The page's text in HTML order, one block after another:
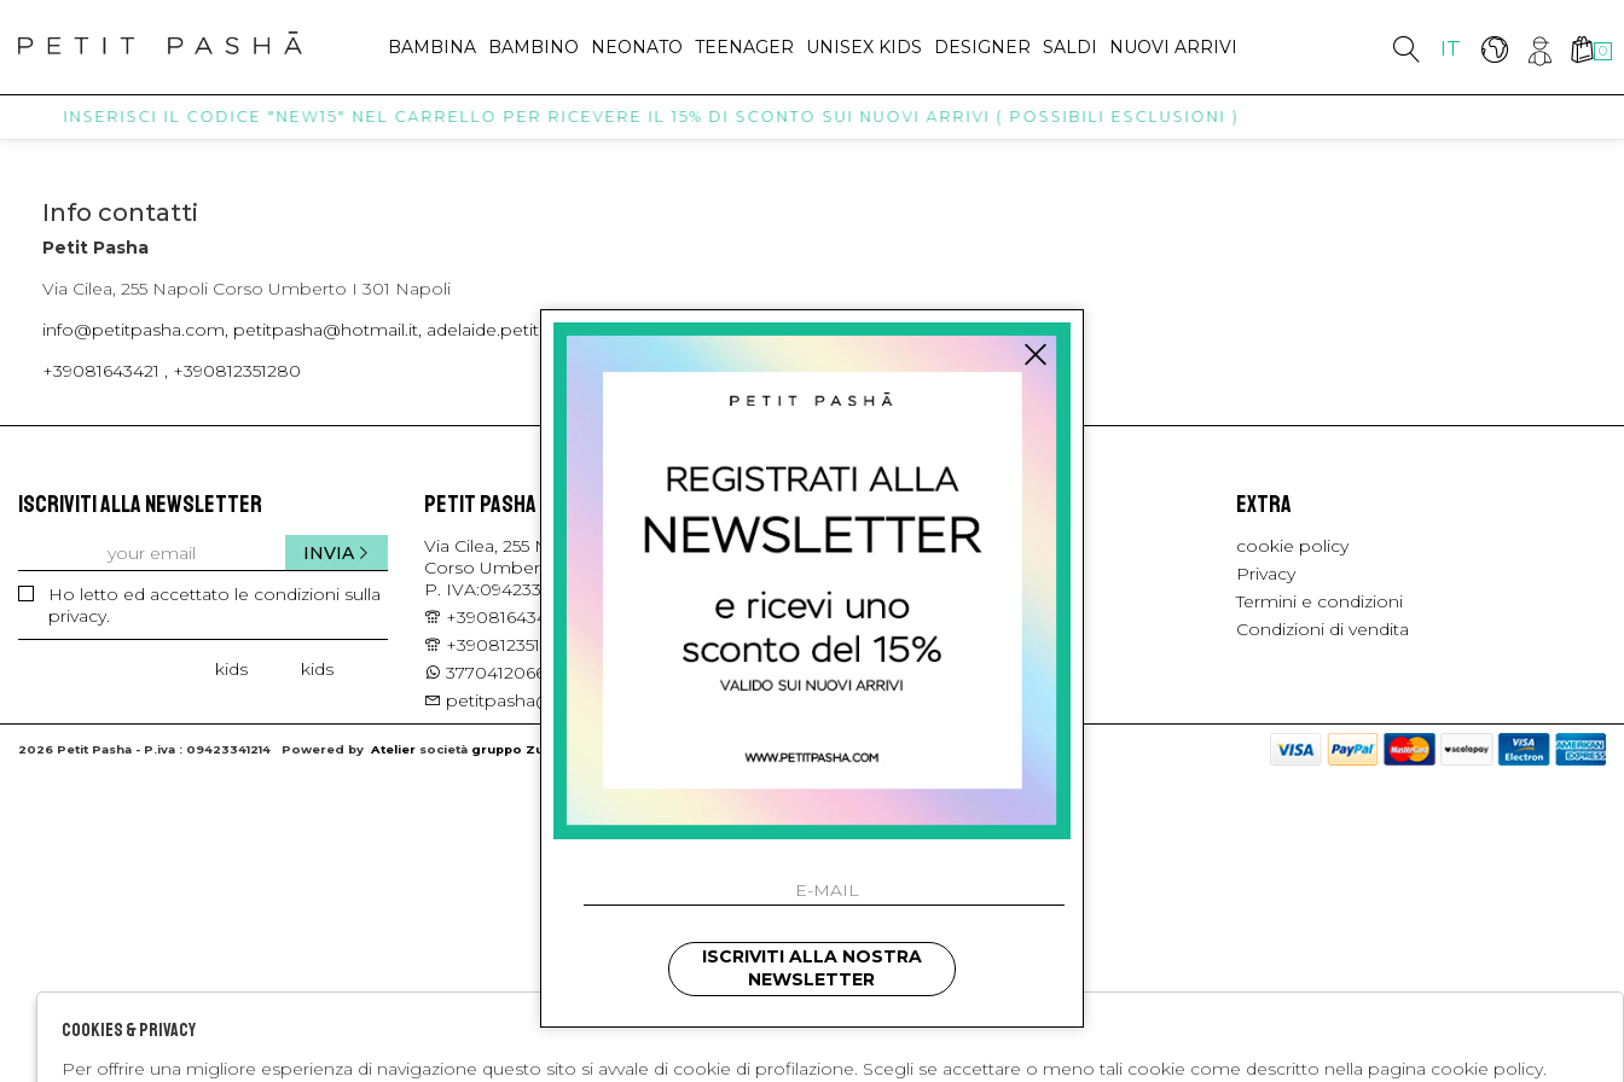
IT 0
BAMBINA BAMBINO NEONATO TEENAGER UNISEX KIDS DESIGNER SALDI NUOVI ARRIVI
INSERISCI IL CODICE "NEW15" NEL CARRELLO PER RICEVERE IL 15% DI SCONTO SUI NUOVI ARRIVI ( POSSIBILI ESCLUSIONI )
Info contatti
Petit Pasha
Via Cilea, 255 Napoli Corso Umberto I 301 Napoli
info@petitpasha.com, petitpasha@hotmail.it, adelaide.petitpasha@hotmail.com
+39081643421 , +390812351280
ISCRIVITI ALLA NEWSLETTER
Ho letto ed accettato le condizioni sulla
privacy.
INVIA
kids kids
PETIT PASHA
Via Cilea, 255 Napoli
Corso Umberto I 301 Napoli - Italia
P. IVA:09423341214
+39081643421
+390812351280
3770412066 , 3397314295
petitpasha@hotmail.it
L'azienda
Contatti
Pagamenti
Spedizione
EXTRA
cookie policy
Privacy
Termini e condizioni
Condizioni di vendita
2026 Petit Pasha - P.iva : 09423341214 Powered by Atelier società gruppo Zucchetti
ISCRIVITI ALLA NOSTRA
NEWSLETTER
Cookies & Privacy
Per offrire una migliore esperienza di navigazione questo sito si avvale di cookie di profilazione. Scegli se accettare o meno tali cookie come descritto nella pagina cookie policy.